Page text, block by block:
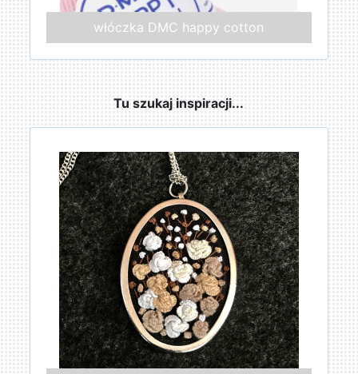
włóczka DMC happy cotton
Tu szukaj inspiracji...